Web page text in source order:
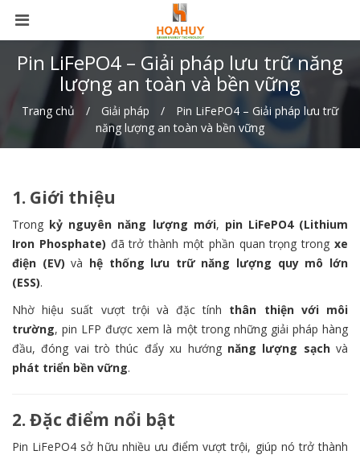
Pin LiFePO4 – Giải pháp lưu trữ năng
lượng an toàn và bền vững
Trang chủ Giải pháp
Pin LiFePO4 – Giải pháp lưu trữ
năng lượng an toàn và bền vững
1. Giới thiệu
Trong kỷ nguyên năng lượng mới, pin LiFePO4 (Lithium
Iron Phosphate) đã trở thành một phần quan trọng trongxe
điện (EV) và hệ thống lưu trữ năng lượng quy mô lớn
(ESS).
Nhờ hiệu suất vượt trội và đặc tính thân thiện với môi
trường, pin LFP được xem là một trong những giải pháp hàng
đầu, đóng vai trò thúc đẩy xu hướng năng lượng sạchvà
phát triển bền vững.
2. Đặc điểm nổi bật
Pin LiFePO4 sở hữu nhiều ưu điểm vượt trội, giúp nó trở thành